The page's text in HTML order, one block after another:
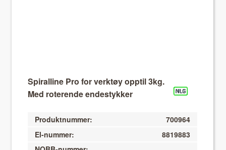
Spiralline Pro for verktøy opptil 3kg.
Med roterende endestykker
Produktnummer:
700964
El-nummer:
8819883